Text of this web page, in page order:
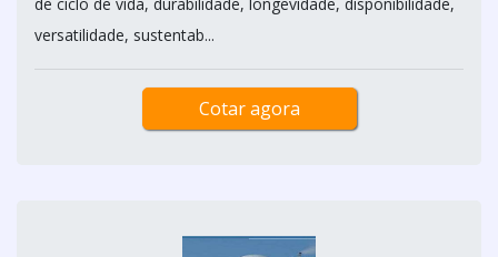
versatilidade, sustentab...
Cotar agora